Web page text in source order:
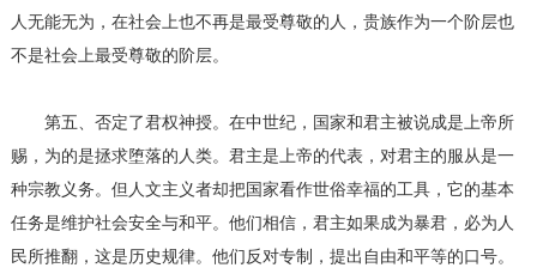
人无能无为，在社会上也不再是最受尊敬的人，贵族作为一个阶层也
不是社会上最受尊敬的阶层。
第五、否定了君权神授。在中世纪，国家和君主被说成是上帝所
赐，为的是拯求堕落的人类。君主是上帝的代表，对君主的服从是一
种宗教义务。但人文主义者却把国家看作世俗幸福的工具，它的基本
任务是维护社会安全与和平。他们相信，君主如果成为暴君，必为人
民所推翻，这是历史规律。他们反对专制，提出自由和平等的口号。